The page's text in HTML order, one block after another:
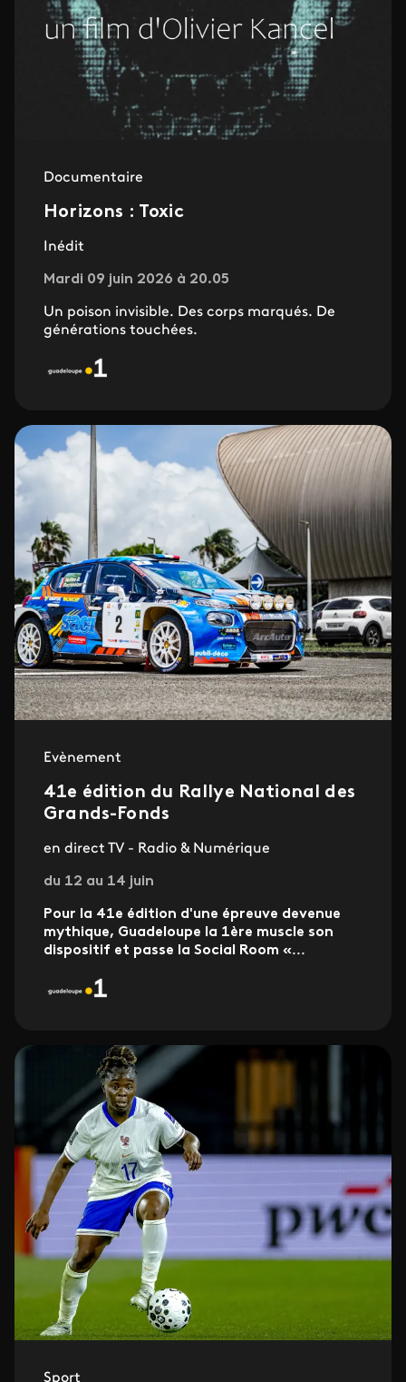
Documentaire
Horizons : Toxic
Inédit
Mardi 09 juin 2026 à 20.05
Un poison invisible. Des corps marqués. De
générations touchées.
Evènement
41e édition du Rallye National des
Grands-Fonds
en direct TV - Radio & Numérique
du 12 au 14 juin
Pour la 41e édition d'une épreuve devenue
mythique, Guadeloupe la 1ère muscle son
dispositif et passe la Social Room «...
Sport